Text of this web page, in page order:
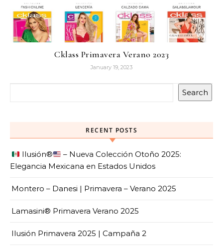
Cklass Primavera Verano 2023
January 19, 2023
Search
RECENT POSTS
Ilusión®️
– Nueva Colección Otoño 2025:
Elegancia Mexicana en Estados Unidos
Montero – Danesi | Primavera – Verano 2025
Lamasini® Primavera Verano 2025
Ilusión Primavera 2025 | Campaña 2